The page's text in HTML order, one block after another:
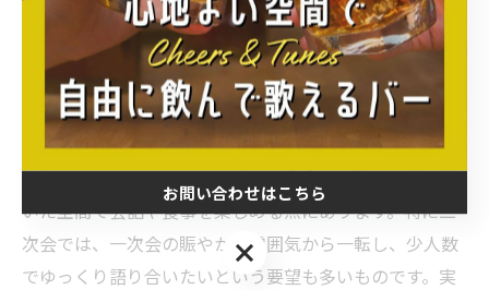
間を重視した個室バーが点在し、周囲を気にせず仲間と
盛り上がれる雰囲気が魅力です。貸切や半個室の利用も
可能な店舗が多く、会社の宴会や友人同士の集まりにも
適しています。
個室を選ぶメリットは、騒がしい店内から離れ、落ち着
いた空間で会話や食事を楽しめる点にあります。特に二
次会では、一次会の賑やかな雰囲気から一転し、少人数
でゆっくり語り合いたいという要望も多いものです。実
お問い合わせはこちら
お問い合わせはこちら